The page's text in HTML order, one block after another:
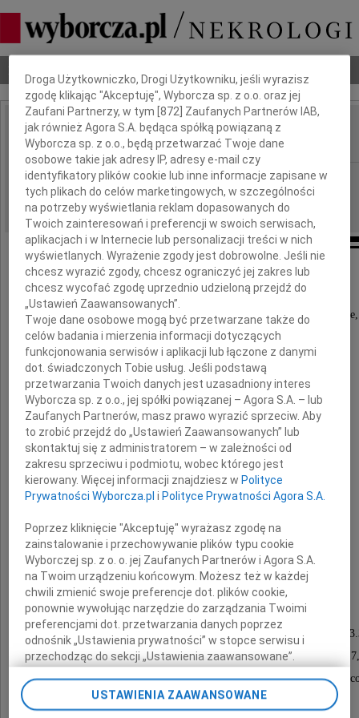
IMIĘ I NAZWISKO: Karol Drozd
REGION: Kraków
DATA EMISJI: 28.10.2020
Pogrążona w głębokim żalu i smutku informuje,
że 18 października 2020 roku zmarł
mój kochany Tata,
Karol Drozd
Msza święta odprawiona zostanie
w piątek 30 października 2020 roku o godzinie
w kościele św. Katarzyny, Warszawa, ul Fosa 17,
po czym nastąpi odprowadzenie na cmentarz
Dbamy o Twoją prywatność
Droga Użytkowniczko, Drogi Użytkowniku, jeśli wyrazisz
zgodę klikając "Akceptuję", Wyborcza sp. z o.o. oraz jej
Zaufani Partnerzy, w tym [872 ] Zaufanych Partnerów IAB,
jak również Agora S.A. będąca spółką powiązaną z
Wyborcza sp. z o.o., będą przetwarzać Twoje dane
osobowe takie jak adresy IP, adresy e-mail czy
identyfikatory plików cookie lub inne informacje zapisane w
tych plikach do celów marketingowych, w szczególności
na potrzeby wyświetlania reklam dopasowanych do
Twoich zainteresowań i preferencji w swoich serwisach,
aplikacjach i w Internecie lub personalizacji treści w nich
wyświetlanych. Wyrażenie zgody jest dobrowolne. Jeśli nie
chcesz wyrazić zgody, chcesz ograniczyć jej zakres lub
chcesz wycofać zgodę uprzednio udzieloną przejdź do
„Ustawień Zaawansowanych”.
Twoje dane osobowe mogą być przetwarzane także do
celów badania i mierzenia informacji dotyczących
funkcjonowania serwisów i aplikacji lub łączone z danymi
dot. świadczonych Tobie usług. Jeśli podstawą
przetwarzania Twoich danych jest uzasadniony interes
Wyborcza sp. z o.o., jej spółki powiązanej – Agora S.A. – lub
Zaufanych Partnerów, masz prawo wyrazić sprzeciw. Aby
to zrobić przejdź do „Ustawień Zaawansowanych” lub
skontaktuj się z administratorem – w zależności od
zakresu sprzeciwu i podmiotu, wobec którego jest
kierowany. Więcej informacji znajdziesz w Polityce
Prywatności Wyborcza.pl i Polityce Prywatności Agora S.A.
Poprzez kliknięcie "Akceptuję" wyrażasz zgodę na
zainstalowanie i przechowywanie plików typu cookie
Wyborczej sp. z o. o. jej Zaufanych Partnerów i Agora S.A.
na Twoim urządzeniu końcowym. Możesz też w każdej
chwili zmienić swoje preferencje dot. plików cookie,
ponownie wywołując narzędzie do zarządzania Twoimi
preferencjami dot. przetwarzania danych poprzez
odnośnik „Ustawienia prywatności” w stopce serwisu i
przechodząc do sekcji „Ustawienia zaawansowane”.
pomocą ustawień przeglądarki.
USTAWIENIA ZAAWANSOWANE